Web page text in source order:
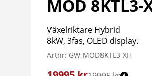
MOD 8KTL3-
Växelriktare Hybrid
8kW, 3fas, OLED display.
Artnr: GW-MOD8KTL3-XH